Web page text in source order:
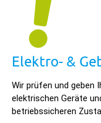
Elektro- &
Wir prüfen und geben
elektrischen Geräte
betriebssicheren